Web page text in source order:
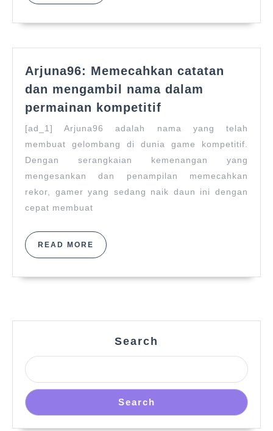
Arjuna96: Memecahkan catatan
dan mengambil nama dalam
permainan kompetitif
catatan
dan
mengambil
nama
dalam
[ad_1] Arjuna96 adalah nama yang telah
membuat gelombang di dunia game kompetitif.
Dengan serangkaian kemenangan yang
mengesankan dan penampilan memecahkan
rekor, gamer yang sedang naik daun ini dengan
cepat membuat
READ MORE READ
MORE
Search
Search